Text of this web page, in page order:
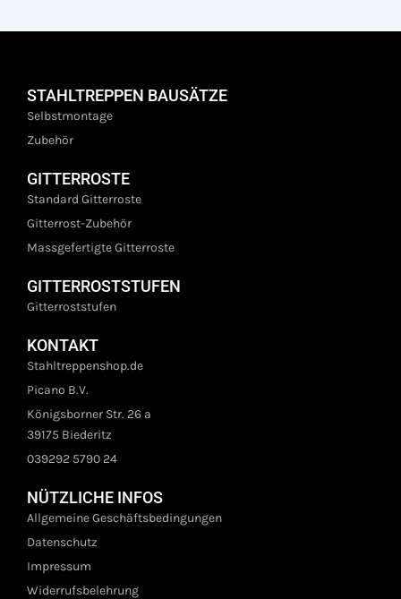
STAHLTREPPEN BAUSÄTZE
Selbstmontage
Zubehör
GITTERROSTE
Standard Gitterroste
Gitterrost-Zubehör
Massgefertigte Gitterroste
GITTERROSTSTUFEN
Gitterroststufen
KONTAKT
Stahltreppenshop.de
Picano B.V.
Königsborner Str. 26 a
39175 Biederitz
039292 5790 24
NÜTZLICHE INFOS
Allgemeine Geschäftsbedingungen
Datenschutz
Impressum
Widerrufsbelehrung